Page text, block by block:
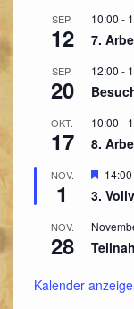
SEP.
12
10:00 -
7.
SEP.
20
12:00 -
OKT.
17
10:00 -
8.
NOV.
1
14:00
3.
NOV.
28
Kalender